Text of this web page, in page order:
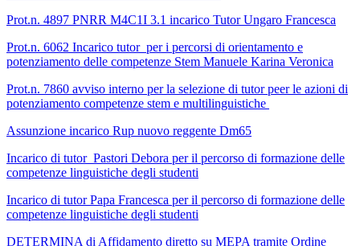
Prot.n. 4897 PNRR M4C1I 3.1 incarico Tutor Ungaro Francesca
Prot.n. 6062 Incarico tutor per i percorsi di orientamento e
potenziamento delle competenze Stem Manuele Karina Veronica
Prot.n. 7860 avviso interno per la selezione di tutor peer le azioni di
potenziamento competenze stem e multilinguistiche
Assunzione incarico Rup nuovo reggente Dm65
Incarico di tutor Pastori Debora per il percorso di formazione delle
competenze linguistiche degli studenti
Incarico di tutor Papa Francesca per il percorso di formazione delle
competenze linguistiche degli studenti
DETERMINA di Affidamento diretto su MEPA tramite Ordine